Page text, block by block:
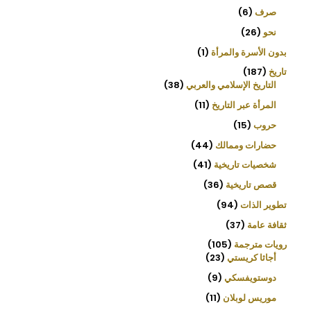
صرف 6
نحو 26
بدون الأسرة والمرأة 1
تاريخ 187
التاريخ الإسلامي والعربي 38
المرأة عبر التاريخ 11
حروب 15
حضارات وممالك 44
شخصيات تاريخية 41
قصص تاريخية 36
تطوير الذات 94
ثقافة عامة 37
رويات مترجمة 105
أجاثا كريستي 23
دوستويفسكي 9
موريس لوبلان 11